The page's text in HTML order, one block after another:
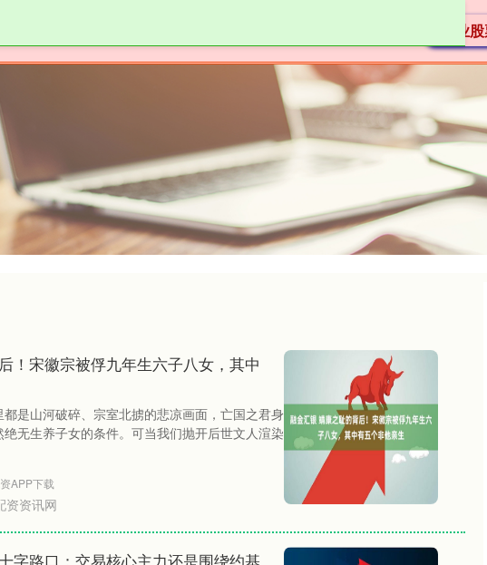
专业
！宋徽宗被俘九年生六子八女，其中
是山河破碎、宗室北掳的悲凉画面，亡国之君身
无生养子女的条件。可当我们抛开后世文人渲染
APP下载
资资讯网
字路口：交易核心主力还是围绕约基